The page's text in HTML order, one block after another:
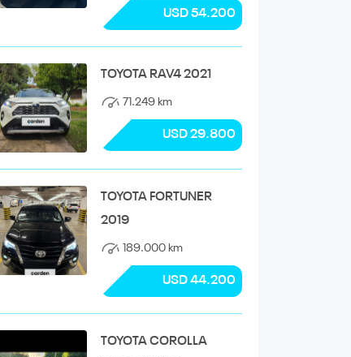
USD 54.200
TOYOTA RAV4 2021
71.249 km
USD 29.800
TOYOTA FORTUNER
2019
189.000 km
USD 44.200
TOYOTA COROLLA